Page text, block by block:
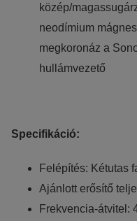
közép/
neodímium
megkoronáz a
hullámvezető
Specifikáció:
Felépítés: Kétutas
Ajánlott erősítő
Frekvencia-átvitel: